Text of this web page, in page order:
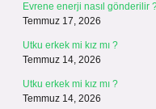
Evrene enerji nasıl gönderilir
Temmuz 17, 2026
Utku erkek mi kız mı ?
Temmuz 14, 2026
Utku erkek mi kız mı ?
Temmuz 14, 2026